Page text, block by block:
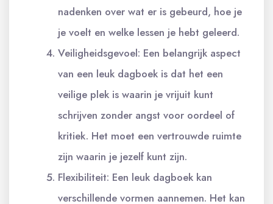
nadenken over wat er is gebeurd, hoe je
je voelt en welke lessen je hebt geleerd.
Veiligheidsgevoel: Een belangrijk aspect
van een leuk dagboek is dat het een
veilige plek is waarin je vrijuit kunt
schrijven zonder angst voor oordeel of
kritiek. Het moet een vertrouwde ruimte
zijn waarin je jezelf kunt zijn.
Flexibiliteit: Een leuk dagboek kan
verschillende vormen aannemen. Het kan